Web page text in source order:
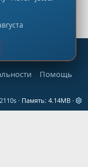
Помощь
Память 4.14MB